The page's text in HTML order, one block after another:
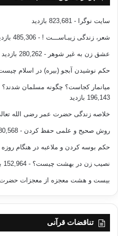
سایت نوگرا - 823,681 بازدید
شعر، زندگی زیبـاســـت ! - 485,306 بازدید
عشق زن به غیر شوهر - 280,262 بازدید
حکم نوشیدن آبجو (بیره) در اسلام
میانمار کجاست؟ چگونه مسلمان
196,143 بازدید
خلاصه زندگی حضرت عمر رضی الله
روش صحیح و علمی حفظ کردن - 180,568 بازدید
حکم بوسه کردن و ملاعبه در هنگام روزه
نصیب زن در بهشت چیست؟ - 152,964 بازدید
بیست و هشت معجزه از معجزات حضرت
تناقضات قرآنی